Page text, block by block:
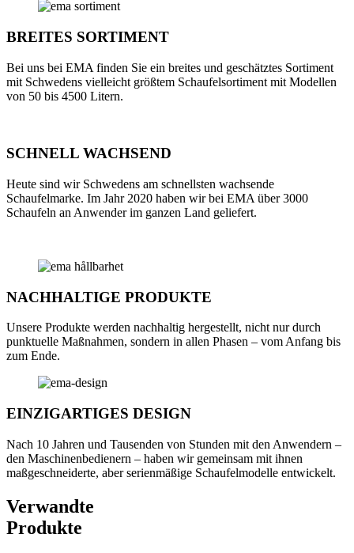
BREITES SORTIMENT
Bei uns bei EMA finden Sie ein breites und geschätztes Sortiment
mit Schwedens vielleicht größtem Schaufelsortiment mit Modellen
von 50 bis 4500 Litern.
SCHNELL WACHSEND
Heute sind wir Schwedens am schnellsten wachsende
Schaufelmarke. Im Jahr 2020 haben wir bei EMA über 3000
Schaufeln an Anwender im ganzen Land geliefert.
NACHHALTIGE PRODUKTE
Unsere Produkte werden nachhaltig hergestellt, nicht nur durch
punktuelle Maßnahmen, sondern in allen Phasen – vom Anfang bis
zum Ende.
EINZIGARTIGES DESIGN
Nach 10 Jahren und Tausenden von Stunden mit den Anwendern –
den Maschinenbedienern – haben wir gemeinsam mit ihnen
maßgeschneiderte, aber serienmäßige Schaufelmodelle entwickelt.
Verwandte
Produkte